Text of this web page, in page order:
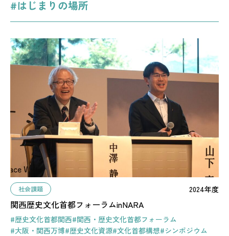
#はじまりの場所
社会課題 2024年度
関西歴史文化首都フォーラムinNARA
#歴史文化首都関西#関西・歴史文化首都フォーラム
#大阪・関西万博#歴史文化資源#文化首都構想#シンポジウム